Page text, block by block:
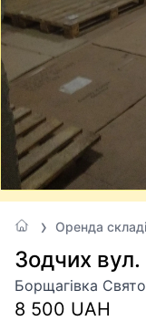
Оренда
Зодчих вул.
Борщагівка
8 500 UAH